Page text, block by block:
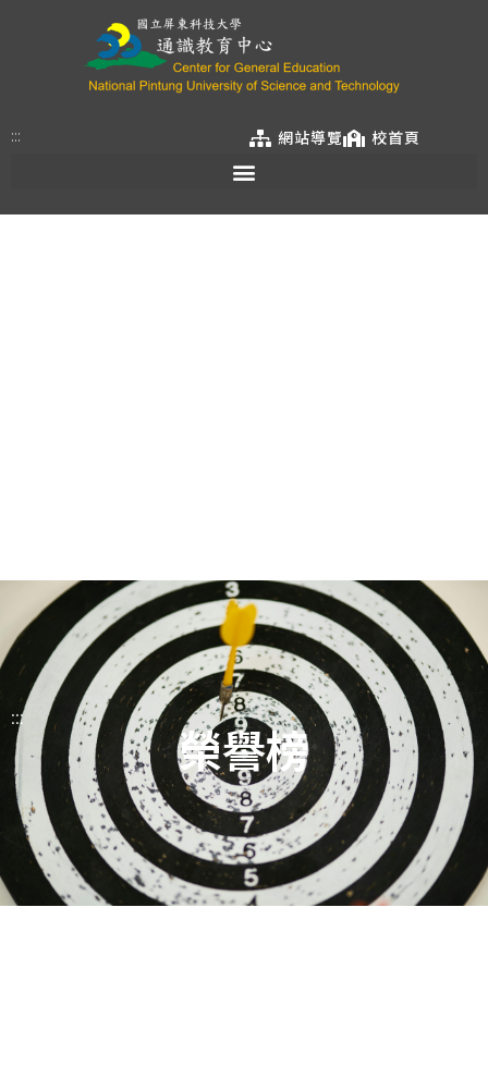
::: 網站導覽 校首頁
:::
榮譽榜